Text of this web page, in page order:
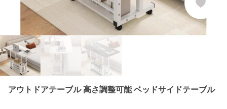
アウトドアテーブル 高さ調整可能 ベッドサイドテーブル